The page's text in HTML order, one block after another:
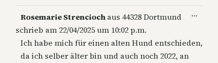
Rosemarie Strenciochaus 44328 Dortmund
schrieb am 22/04/2025um 10:02 p.m.
Ich habe mich für einen alten Hund entschieden,
da ich selber älter bin und auch noch 2022, an
…